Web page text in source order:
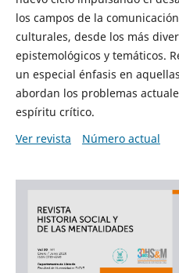
los campos de la
culturales, desde los más
epistemológicos y temáticos.
un especial énfasis en
abordan los problemas
espíritu crítico.
Ver revista
Número actual